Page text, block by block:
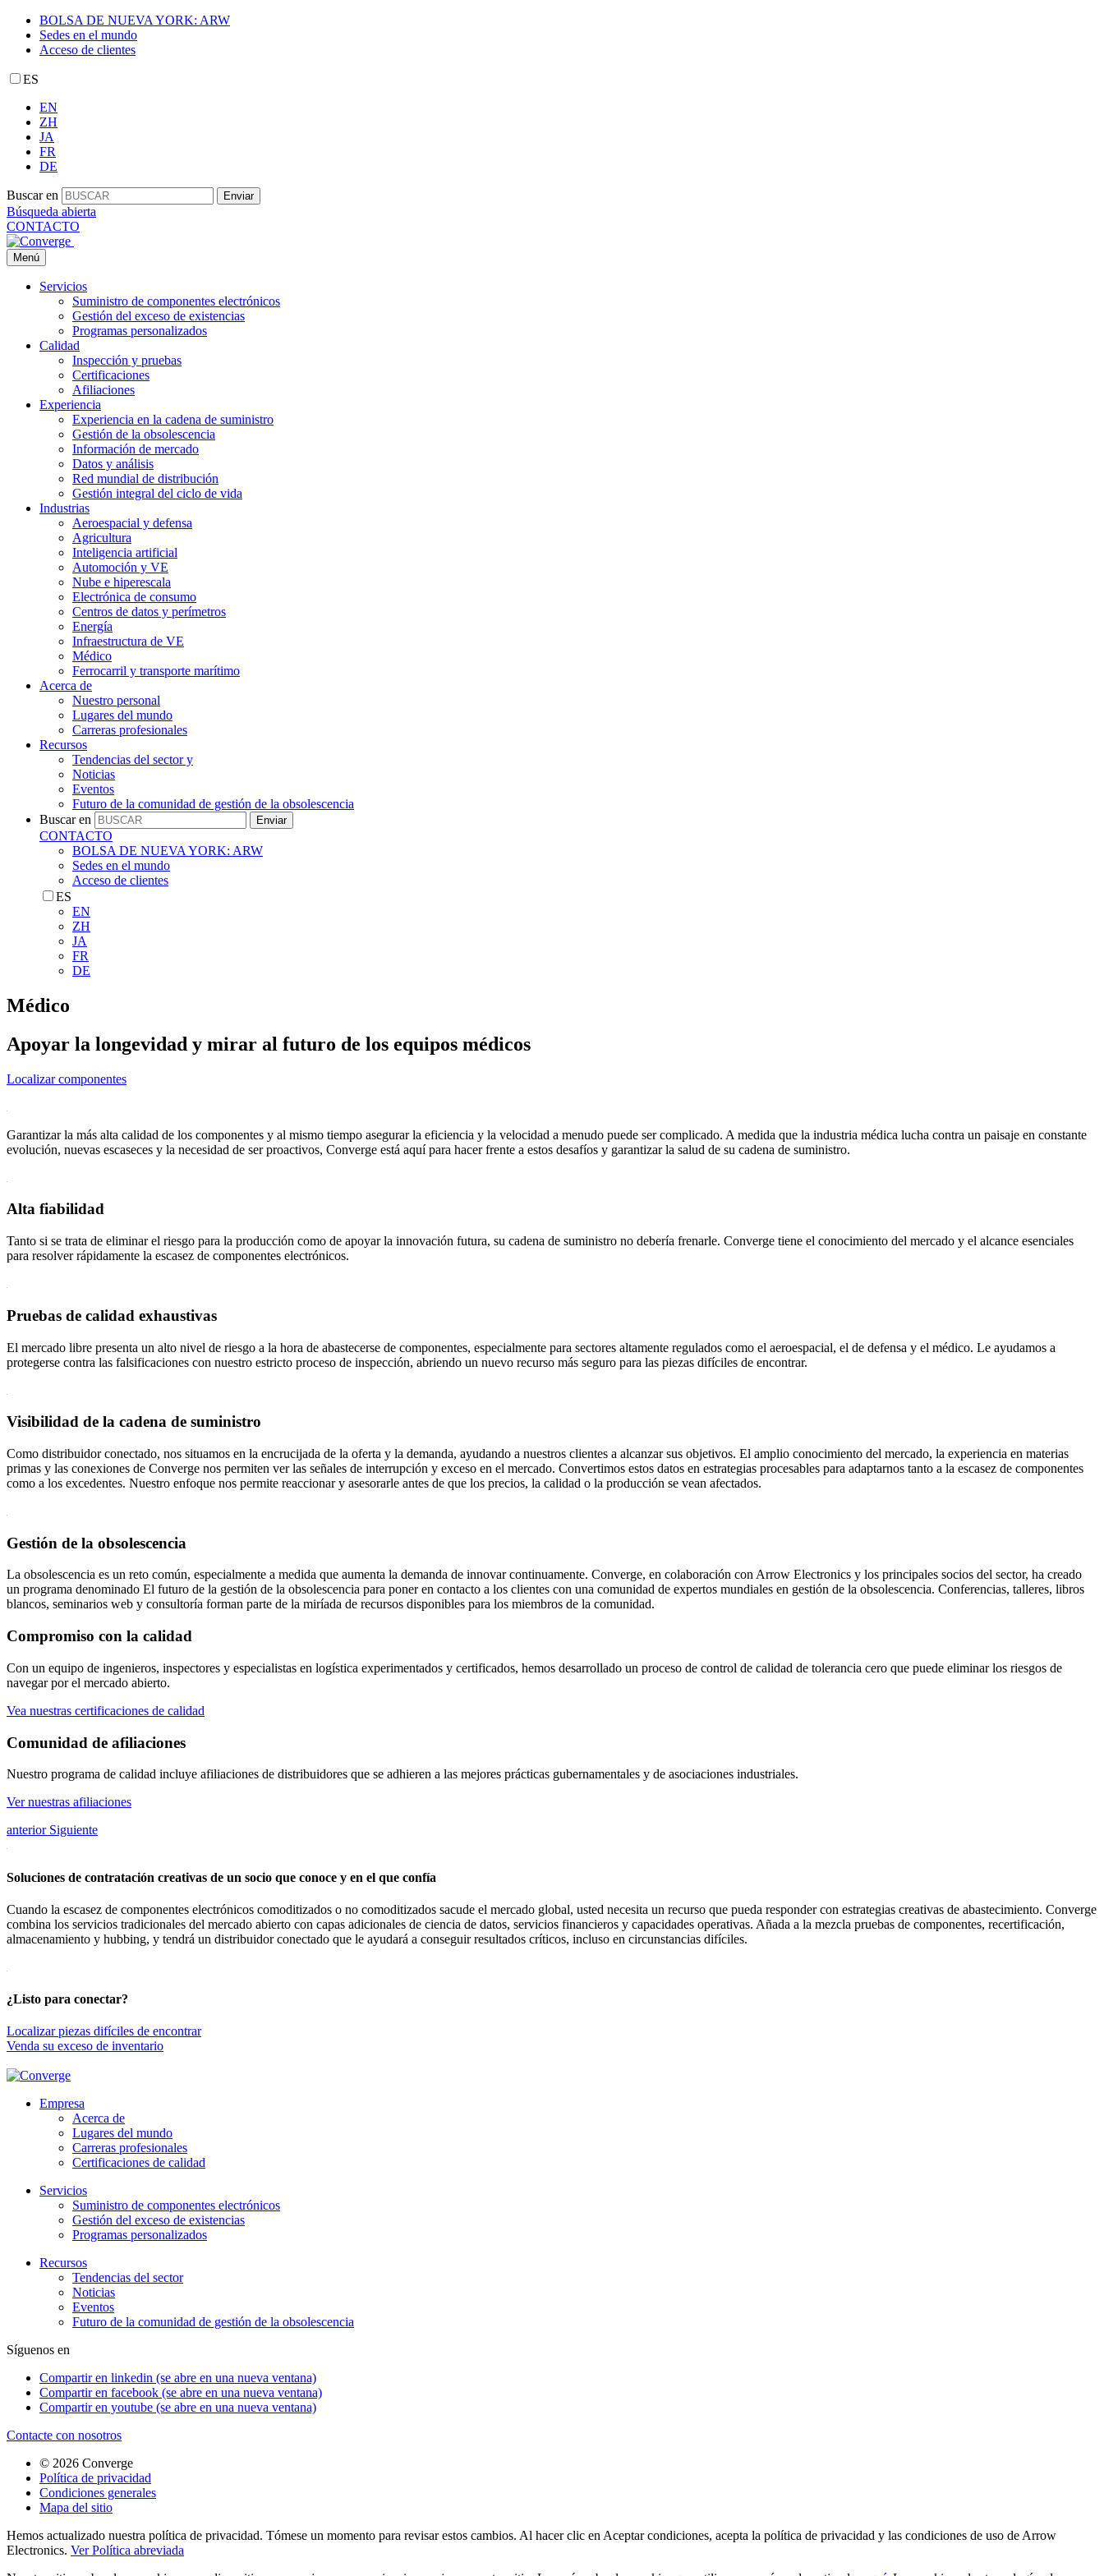
BOLSA DE NUEVA YORK: ARW
Sedes en el mundo
Acceso de clientes
ES
EN
ZH
JA
FR
DE
Buscar en Enviar
Búsqueda abierta
CONTACTO
Menú
Servicios
Suministro de componentes electrónicos
Gestión del exceso de existencias
Programas personalizados
Calidad
Inspección y pruebas
Certificaciones
Afiliaciones
Experiencia
Experiencia en la cadena de suministro
Gestión de la obsolescencia
Información de mercado
Datos y análisis
Red mundial de distribución
Gestión integral del ciclo de vida
Industrias
Aeroespacial y defensa
Agricultura
Inteligencia artificial
Automoción y VE
Nube e hiperescala
Electrónica de consumo
Centros de datos y perímetros
Energía
Infraestructura de VE
Médico
Ferrocarril y transporte marítimo
Acerca de
Nuestro personal
Lugares del mundo
Carreras profesionales
Recursos
Tendencias del sector y
Noticias
Eventos
Futuro de la comunidad de gestión de la obsolescencia
Buscar en
Enviar
CONTACTO
BOLSA DE NUEVA YORK: ARW
Sedes en el mundo
Acceso de clientes
ES
EN
ZH
JA
FR
DE
Médico
Apoyar la longevidad y mirar al futuro de los equipos médicos
Localizar componentes
Garantizar la más alta calidad de los componentes y al mismo tiempo asegurar la eficiencia y la velocidad a menudo puede ser complicado. A medida que la industria médica lucha contra un paisaje en constante
evolución, nuevas escaseces y la necesidad de ser proactivos, Converge está aquí para hacer frente a estos desafíos y garantizar la salud de su cadena de suministro.
Alta fiabilidad
Tanto si se trata de eliminar el riesgo para la producción como de apoyar la innovación futura, su cadena de suministro no debería frenarle. Converge tiene el conocimiento del mercado y el alcance esenciales
para resolver rápidamente la escasez de componentes electrónicos.
Pruebas de calidad exhaustivas
El mercado libre presenta un alto nivel de riesgo a la hora de abastecerse de componentes, especialmente para sectores altamente regulados como el aeroespacial, el de defensa y el médico. Le ayudamos a
protegerse contra las falsificaciones con nuestro estricto proceso de inspección, abriendo un nuevo recurso más seguro para las piezas difíciles de encontrar.
Visibilidad de la cadena de suministro
Como distribuidor conectado, nos situamos en la encrucijada de la oferta y la demanda, ayudando a nuestros clientes a alcanzar sus objetivos. El amplio conocimiento del mercado, la experiencia en materias
primas y las conexiones de Converge nos permiten ver las señales de interrupción y exceso en el mercado. Convertimos estos datos en estrategias procesables para adaptarnos tanto a la escasez de componentes
como a los excedentes. Nuestro enfoque nos permite reaccionar y asesorarle antes de que los precios, la calidad o la producción se vean afectados.
Gestión de la obsolescencia
La obsolescencia es un reto común, especialmente a medida que aumenta la demanda de innovar continuamente. Converge, en colaboración con Arrow Electronics y los principales socios del sector, ha creado
un programa denominado El futuro de la gestión de la obsolescencia para poner en contacto a los clientes con una comunidad de expertos mundiales en gestión de la obsolescencia. Conferencias, talleres, libros
blancos, seminarios web y consultoría forman parte de la miríada de recursos disponibles para los miembros de la comunidad.
Compromiso con la calidad
Con un equipo de ingenieros, inspectores y especialistas en logística experimentados y certificados, hemos desarrollado un proceso de control de calidad de tolerancia cero que puede eliminar los riesgos de
navegar por el mercado abierto.
Vea nuestras certificaciones de calidad
Comunidad de afiliaciones
Nuestro programa de calidad incluye afiliaciones de distribuidores que se adhieren a las mejores prácticas gubernamentales y de asociaciones industriales.
Ver nuestras afiliaciones
anterior Siguiente
Soluciones de contratación creativas de un socio que conoce y en el que confía
Cuando la escasez de componentes electrónicos comoditizados o no comoditizados sacude el mercado global, usted necesita un recurso que pueda responder con estrategias creativas de abastecimiento. Converge
combina los servicios tradicionales del mercado abierto con capas adicionales de ciencia de datos, servicios financieros y capacidades operativas. Añada a la mezcla pruebas de componentes, recertificación,
almacenamiento y hubbing, y tendrá un distribuidor conectado que le ayudará a conseguir resultados críticos, incluso en circunstancias difíciles.
¿Listo para conectar?
Localizar piezas difíciles de encontrar
Venda su exceso de inventario
Empresa
Acerca de
Lugares del mundo
Carreras profesionales
Certificaciones de calidad
Servicios
Suministro de componentes electrónicos
Gestión del exceso de existencias
Programas personalizados
Recursos
Tendencias del sector
Noticias
Eventos
Futuro de la comunidad de gestión de la obsolescencia
Síguenos en
Compartir en linkedin (se abre en una nueva ventana)
Compartir en facebook (se abre en una nueva ventana)
Compartir en youtube (se abre en una nueva ventana)
Contacte con nosotros
© 2026 Converge
Política de privacidad
Condiciones generales
Mapa del sitio
Hemos actualizado nuestra política de privacidad. Tómese un momento para revisar estos cambios. Al hacer clic en Aceptar condiciones, acepta la política de privacidad y las condiciones de uso de Arrow
Electronics. Ver Política abreviada